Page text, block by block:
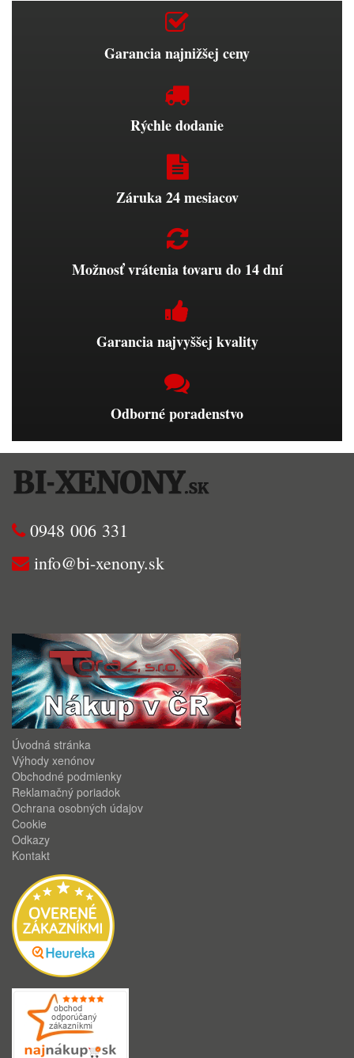
Garancia najnižšej ceny
Rýchle dodanie
Záruka 24 mesiacov
Možnosť vrátenia tovaru do 14 dní
Garancia najvyššej kvality
Odborné poradenstvo
0948 006 331
info@bi-xenony.sk
Úvodná stránka
Výhody xenónov
Obchodné podmienky
Reklamačný poriadok
Ochrana osobných údajov
Cookie
Odkazy
Kontakt